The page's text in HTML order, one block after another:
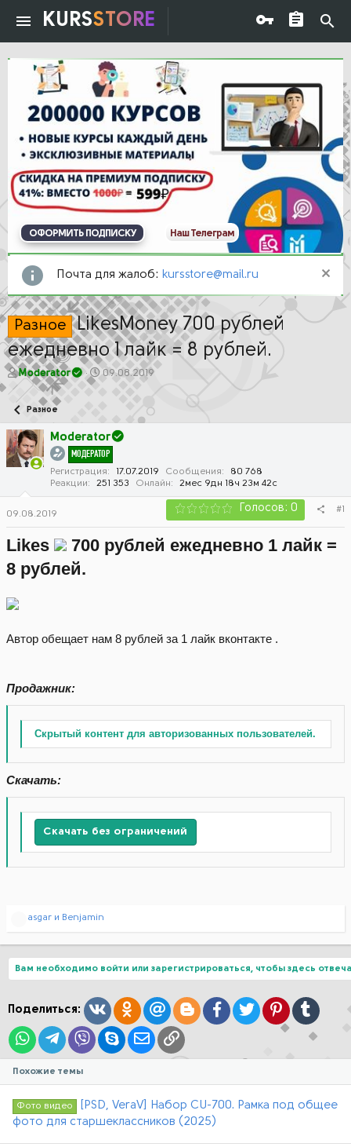
KURSSTORE
ОФОРМИТЬ ПОДПИСКУ Наш Телеграм
Почта для жалоб: kursstore@mail.ru
Разное LikesMoney 700 рублей
ежедневно 1 лайк = 8 рублей.
А
т
о
р
т
е
Moderator
Д
а
ч
а
л
а
09.08.2019
Разное
Moderator
МОДЕРАТОР
Регистрация 17.07.2019 Сообщения
80 768
Реакции
251 353 Онлайн 2мес 9дн 18ч 23м 42с
09.08.2019 Голосов: 0 #1
Likes
700 рублей ежедневно 1 лайк =
8 рублей.
Автор обещает нам 8 рублей за 1 лайк вконтакте .
Продажник:
Скрытый контент для авторизованных пользователей.
Скачать:
Скачать без ограничений
Р
ц
и
:
asgar и Benjamin
Вам необходимо войти или зарегистрироваться, чтобы здесь
Поделиться: ВконтактеОдноклассники
Mail.ruBloggerFacebook
TwitterPinterestTumblr
WhatsAppTelegram
ViberSkypeЭлектронная почта
Ссылка
Похожие темы
Фото видео
[PSD, VeraV] Набор CU-700. Рамка под общее
фото для старшеклассников (2025)